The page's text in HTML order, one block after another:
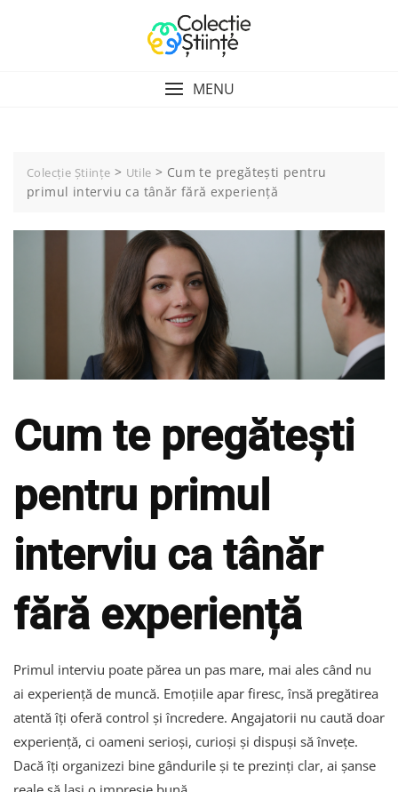
MENU
Colecție Științe > Utile > Cum te pregătești pentru
primul interviu ca tânăr fără experiență
Cum te pregătești
pentru primul
interviu ca tânăr
fără experiență
Primul interviu poate părea un pas mare, mai ales când nu
ai experiență de muncă. Emoțiile apar firesc, însă pregătirea
atentă îți oferă control și încredere. Angajatorii nu caută doar
experiență, ci oameni serioși, curioși și dispuși să învețe.
Dacă îți organizezi bine gândurile și te prezinți clar, ai șanse